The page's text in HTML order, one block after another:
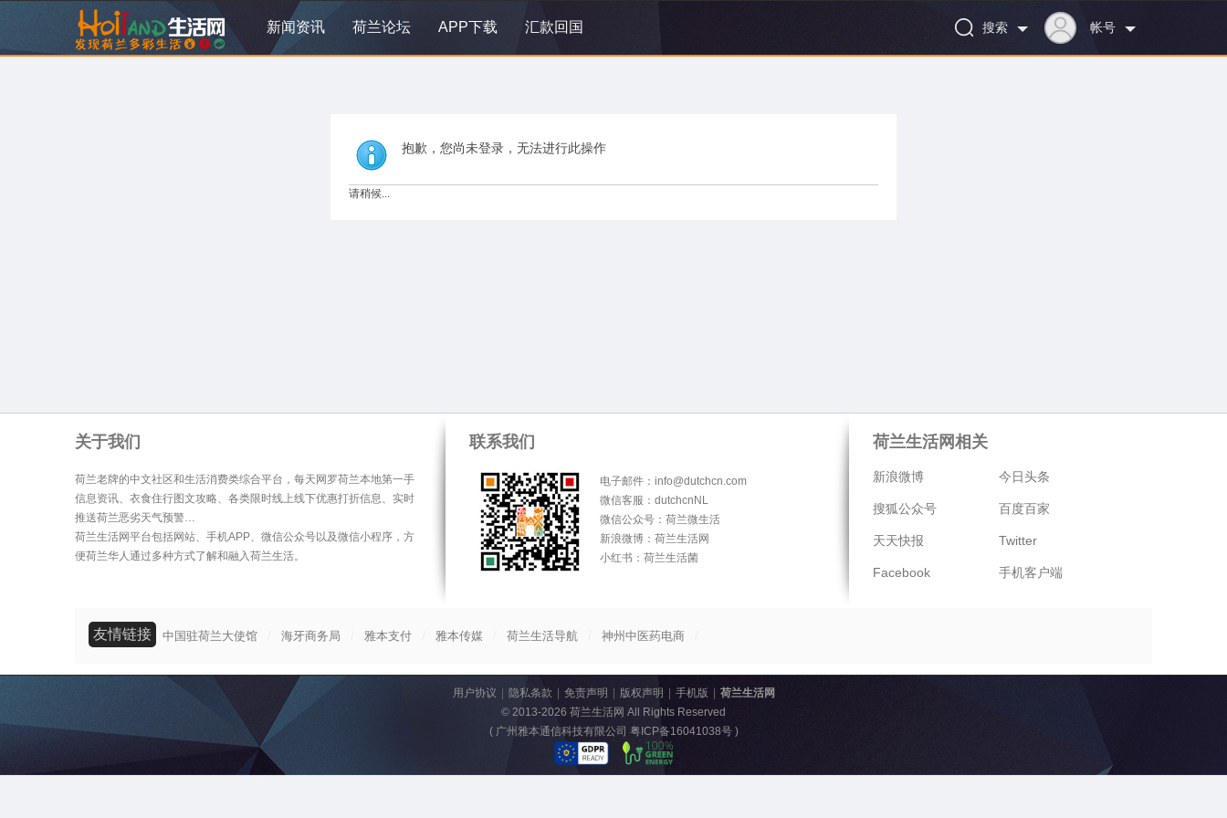
新闻资讯 荷兰论坛 APP下载 汇款回国 帐号
搜索
抱歉，您尚未登录，无法进行此操作
请稍候...
关于我们
荷兰老牌的中文社区和生活消费类综合平台，每天网罗荷兰本地第一手
信息资讯、衣食住行图文攻略、各类限时线上线下优惠打折信息、实时
推送荷兰恶劣天气预警…
荷兰生活网平台包括网站、手机APP、微信公众号以及微信小程序，方
便荷兰华人通过多种方式了解和融入荷兰生活。
联系我们
电子邮件：info@dutchcn.com
微信客服：dutchcnNL
微信公众号：荷兰微生活
新浪微博：荷兰生活网
小红书：荷兰生活菌
荷兰生活网相关
新浪微博 今日头条
搜狐公众号 百度百家
天天快报 Twitter
Facebook 手机客户端
友情链接 中国驻荷兰大使馆 海牙商务局 雅本支付 雅本传媒 荷兰生活导航 神州中医药电商
用户协议 隐私条款 免责声明 版权声明 手机版
荷兰生活网
© 2013-2026 荷兰生活网 All Rights Reserved
( 广州雅本通信科技有限公司 粤ICP备16041038号)